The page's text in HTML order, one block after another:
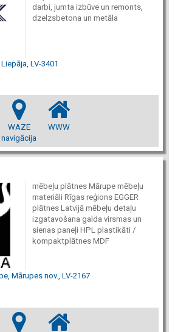
darbi, jumta izbūve un remonts,
dzelzsbetona un metāla
LV-3401
WAZE
navigācija
WWW
mēbeļu plātnes Mārupe mēbeļu
materiāli Rīgas reģions EGGER
plātnes Latvijā mēbeļu detaļu
izgatavošana galda virsmas un
sienas paneļi HPL plastikāti /
kompaktplātnes MDF
Mārupes nov., LV-2167